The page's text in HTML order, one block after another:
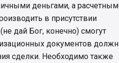
деньгами, а расчетным
в присутствии
дай Бог, конечно) смогут
документов
сделки. Необходимо также